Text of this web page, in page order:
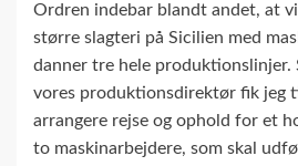
Ordren indebar blandt andet, at
større slagteri på Sicilien med
danner tre hele
vores produktionsdirektør fik jeg
arrangere rejse og ophold for et
to maskinarbejdere, som skal